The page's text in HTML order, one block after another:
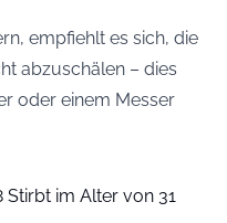
empfiehlt es sich, die
abzuschälen – dies
oder einem Messer
im Alter von 31